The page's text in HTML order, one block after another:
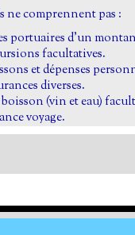
ne comprennent pas :
portuaires d'un
facultatives.
et dépenses
diverses.
(vin et eau)
voyage.